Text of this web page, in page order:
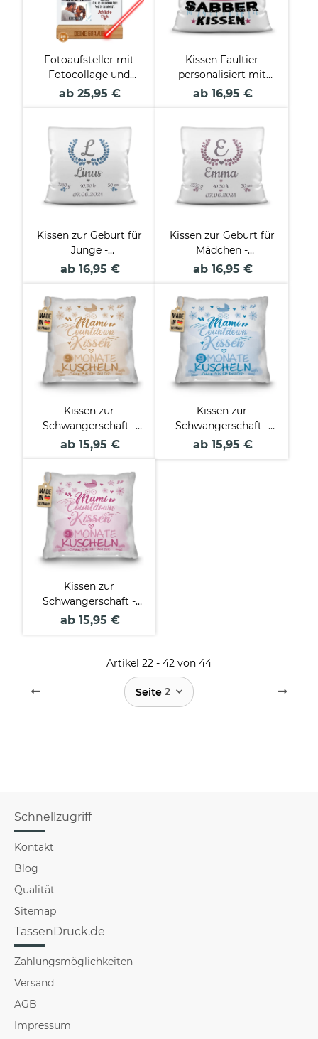
Fotoaufsteller mit
Fotocollage und
graviertem
ab 25,95 €
Kissen Faultier
personalisiert mit
Wunschname - Ihr
ab 16,95 €
Kissen zur Geburt für
Junge -
personalisierbar mit
ab 16,95 €
Kissen zur Geburt für
Mädchen -
personalisierbar mit
ab 16,95 €
Kissen zur
Schwangerschaft -
Mami Countdown,
ab 15,95 €
Kissen zur
Schwangerschaft -
Mami Countdown,
ab 15,95 €
Kissen zur
Schwangerschaft -
Mami Countdown,
ab 15,95 €
Artikel 22 - 42 von 44
Seite 2
Schnellzugriff
Kontakt
Blog
Qualität
Sitemap
TassenDruck.de
Zahlungsmöglichkeiten
Versand
AGB
Impressum